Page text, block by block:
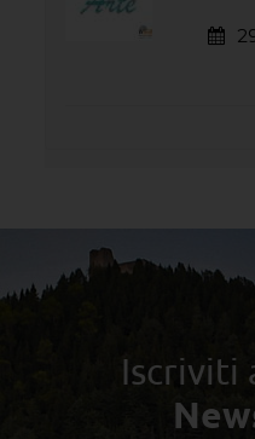
Iscriviti